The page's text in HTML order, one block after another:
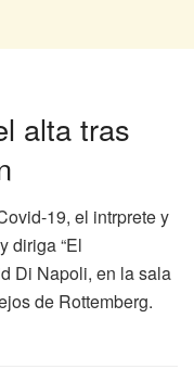
alta tras
19, el intrprete y
diriga “El
Di Napoli, en la sala
de Rottemberg.